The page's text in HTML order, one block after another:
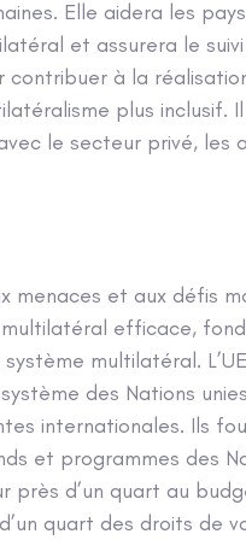
Elle aidera les
et assurera le
à la
plus inclusif.
le secteur privé, les
menaces et aux défis
efficace,
multilatéral.
des Nations
internationales. Ils
et programmes des
près d’un quart au
quart des droits de